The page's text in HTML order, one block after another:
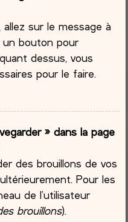
allez sur le message à
un bouton pour
dessus, vous
pour le faire.
» dans la page
des brouillons de vos
Pour les
de l’utilisateur
brouillons).